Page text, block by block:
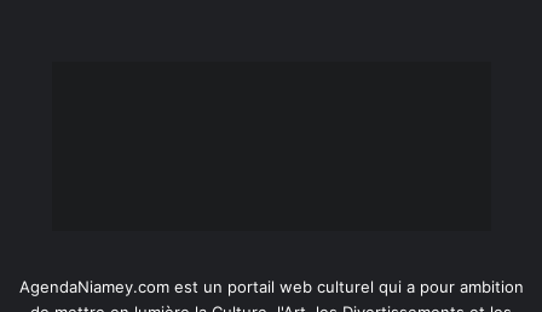
AgendaNiamey.com est un portail web culturel qui a pour ambition